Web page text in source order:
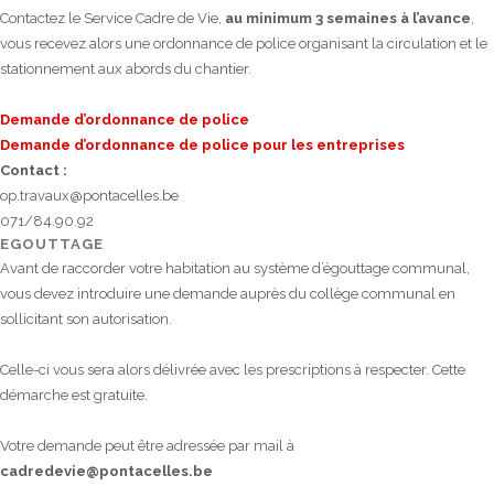
Contactez le Service Cadre de Vie, au minimum 3 semaines à l’avance
vous recevez alors une ordonnance de police organisant la circulation et le
stationnement aux abords du chantier.
Demande d’ordonnance de police
Demande d’ordonnance de police pour les entreprises
Contact :
op.travaux@pontacelles.be
071/84.90.92
EGOUTTAGE
Avant de raccorder votre habitation au système d’égouttage communal,
vous devez introduire une demande auprès du collège communal en
sollicitant son autorisation.
Celle-ci vous sera alors délivrée avec les prescriptions à respecter. Cette
démarche est gratuite.
Votre demande peut être adressée par mail à
cadredevie@pontacelles.be